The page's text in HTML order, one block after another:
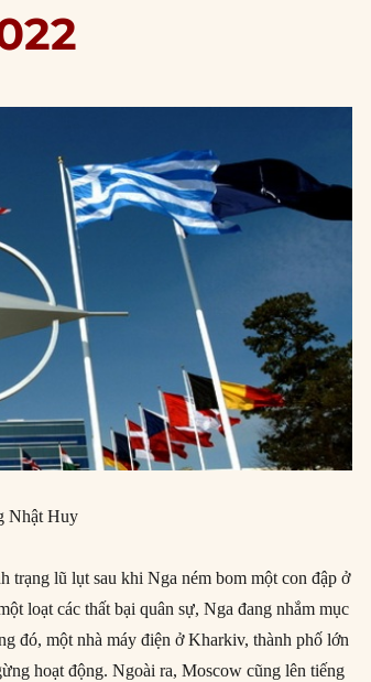
Nhật Huy
trạng lũ lụt sau khi Nga ném bom một con đập ở
loạt các thất bại quân sự, Nga đang nhắm mục
đó, một nhà máy điện ở Kharkiv, thành phố lớn
hoạt động. Ngoài ra, Moscow cũng lên tiếng